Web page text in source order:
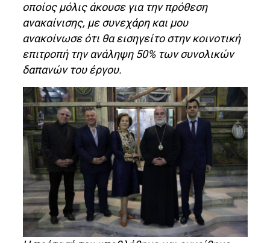
οποίος μόλις άκουσε για την πρόθεση
ανακαίνισης, με συνεχάρη και μου
ανακοίνωσε ότι θα εισηγείτο στην κοινοτική
επιτροπή την ανάληψη 50% των συνολικών
δαπανών του έργου.